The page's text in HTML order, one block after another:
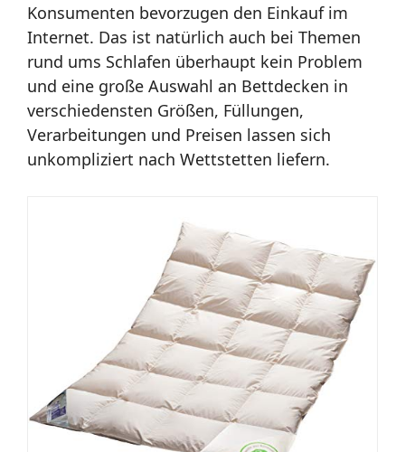
Konsumenten bevorzugen den Einkauf im
Internet. Das ist natürlich auch bei Themen
rund ums Schlafen überhaupt kein Problem
und eine große Auswahl an Bettdecken in
verschiedensten Größen, Füllungen,
Verarbeitungen und Preisen lassen sich
unkompliziert nach Wettstetten liefern.